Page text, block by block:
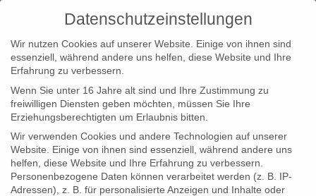
info@erfolgreich-events.de
+4940 46 777 230
Datenschutzeinstellungen
Wir nutzen Cookies auf unserer Website. Einige von ihnen sind
essenziell, während andere uns helfen, diese Website und Ihre
Erfahrung zu verbessern.
Wenn Sie unter 16 Jahre alt sind und Ihre Zustimmung zu
freiwilligen Diensten geben möchten, müssen Sie Ihre
Erziehungsberechtigten um Erlaubnis bitten.
Wir verwenden Cookies und andere Technologien auf unserer
Website. Einige von ihnen sind essenziell, während andere uns
helfen, diese Website und Ihre Erfahrung zu verbessern.
Personenbezogene Daten können verarbeitet werden (z. B. IP-
Adressen), z. B. für personalisierte Anzeigen und Inhalte oder